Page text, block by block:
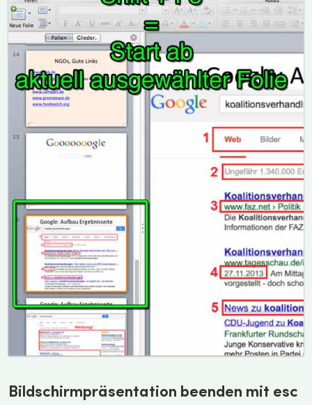
Bildschirmpräsentation beenden mit esc